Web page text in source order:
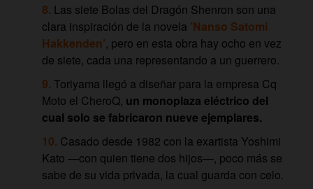
Las siete Bolas del Dragón Shenron son una
clara inspiración de la novela ’Nanso Satomi
Hakkenden’, pero en esta obra hay ocho en vez
de siete, cada una representando a un guerrero.
Toriyama llegó a diseñar para la empresa Cq
Moto el CheroQ, un monoplaza eléctrico del
cual solo se fabricaron nueve ejemplares.
Casado desde 1982 con la exartista Yoshimi
Kato —con quien tiene dos hijos—, poco más se
sabe de su vida privada, la cual guarda con celo.